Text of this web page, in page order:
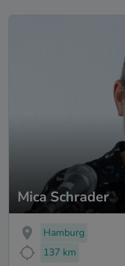
Mica Schrader
Hamburg
137 km